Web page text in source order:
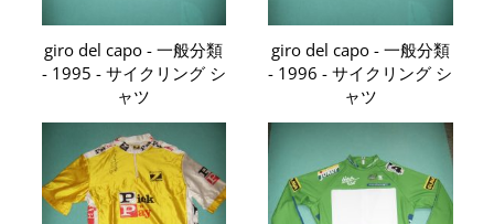
giro del capo - 一般分類
- 1995 - サイクリング シ
ャツ
giro del capo - 一般分類
- 1996 - サイクリング シ
ャツ